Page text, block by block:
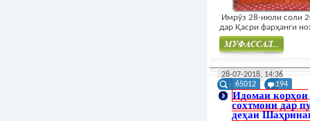
Имрӯз 28-июли соли
дар Қасри фарҳанги
Муфасал
28-07-2018, 14:36
65012
194
Идомаи корҳои
сохтмони дар
деҳаи